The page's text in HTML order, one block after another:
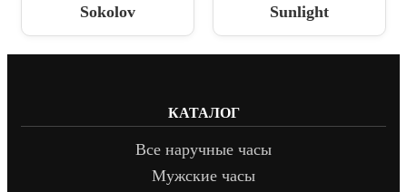
Sokolov Sunlight
КАТАЛОГ
Все наручные часы
Мужские часы